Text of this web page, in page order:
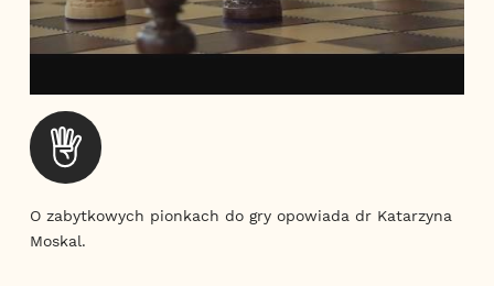
O zabytkowych pionkach do gry opowiada dr Katarzyna
Moskal.